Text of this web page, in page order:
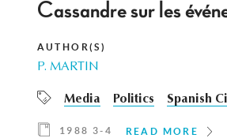
Cassandre sur les
AUTHOR(S)
P. MARTIN
Media Politics Spanish
1988 3-4 READ MORE